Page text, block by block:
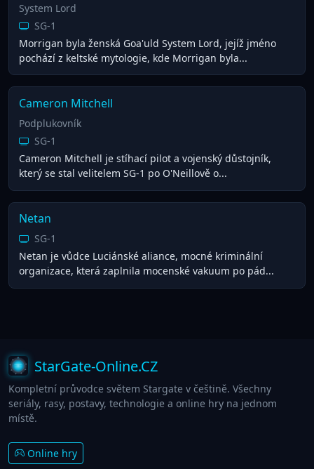
System Lord
SG-1
Morrigan byla ženská Goa'uld System Lord, jejíž jméno
pochází z keltské mytologie, kde Morrigan byla...
Cameron Mitchell
Podplukovník
SG-1
Cameron Mitchell je stíhací pilot a vojenský důstojník,
který se stal velitelem SG-1 po O'Neillově o...
Netan
SG-1
Netan je vůdce Luciánské aliance, mocné kriminální
organizace, která zaplnila mocenské vakuum po pád...
StarGate-Online.CZ
Kompletní průvodce světem Stargate v češtině. Všechny
seriály, rasy, postavy, technologie a online hry na jednom
místě.
Online hry